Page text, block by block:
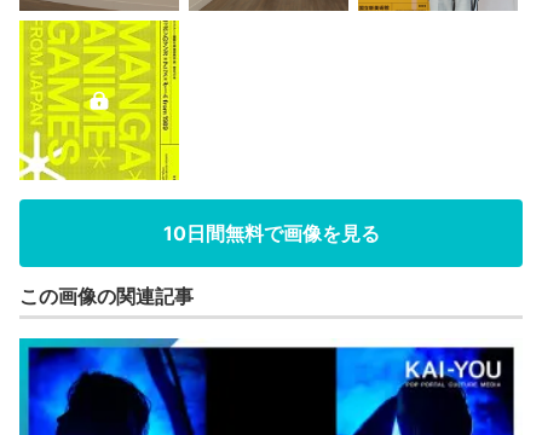
10日間無料で画像を見る
この画像の関連記事